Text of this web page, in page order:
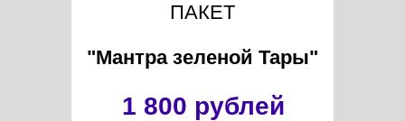
ПАКЕТ
"Мантра зеленой Тары"
1 800 рублей